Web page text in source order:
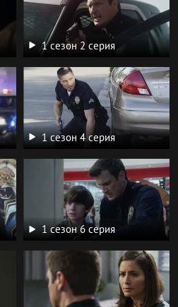
1 сезон 2 серия
1 сезон 4 серия
1 сезон 6 серия